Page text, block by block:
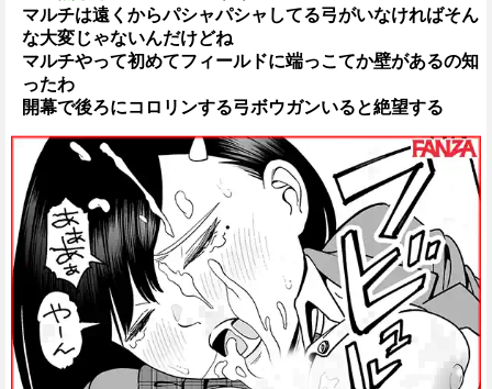
マルチは遠くからパシャパシャしてる弓がいなければそん
な大変じゃないんだけどね
マルチやって初めてフィールドに端っこてか壁があるの知
ったわ
開幕で後ろにコロリンする弓ボウガンいると絶望する